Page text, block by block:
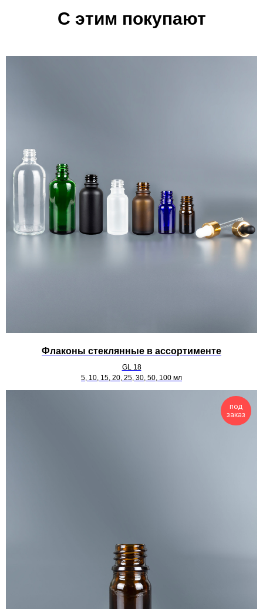
С этим покупают
Флаконы стеклянные в ассортименте
GL 18
5, 10, 15, 20, 25, 30, 50, 100 мл
под
заказ